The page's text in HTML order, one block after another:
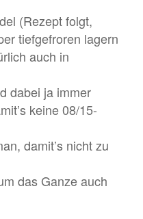
(Rezept folgt,
tiefgefroren lagern
auch in
dabei ja immer
keine 08/15-
damit’s nicht zu
das Ganze auch